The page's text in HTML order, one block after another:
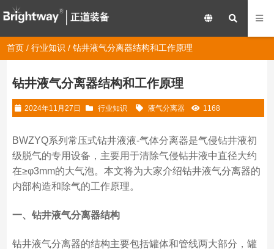
首页 /行业知识 / 钻井液气分离器结构和工作原理
钻井液气分离器结构和工作原理
2024年11月27日 行业知识 液气分离器 1168
BWZYQ系列常压式钻井液液-气体分离器是气侵钻井液初
级脱气的专用设备，主要用于清除气侵钻井液中直径大约
在≥φ3mm的大气泡。本文将为大家介绍钻井液气分离器的
内部构造和除气的工作原理。
一、钻井液气分离器结构
钻井液气分离器的结构主要包括罐体和管线两大部分，罐